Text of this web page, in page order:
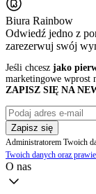
Biura Rainbow
Odwiedź jedno z
zarezerwuj swój
Jeśli chcesz jako
marketingowe wprost
ZAPISZ SIĘ NA
Zapisz się
Administratorem Twoich
Twoich danych oraz
O nas